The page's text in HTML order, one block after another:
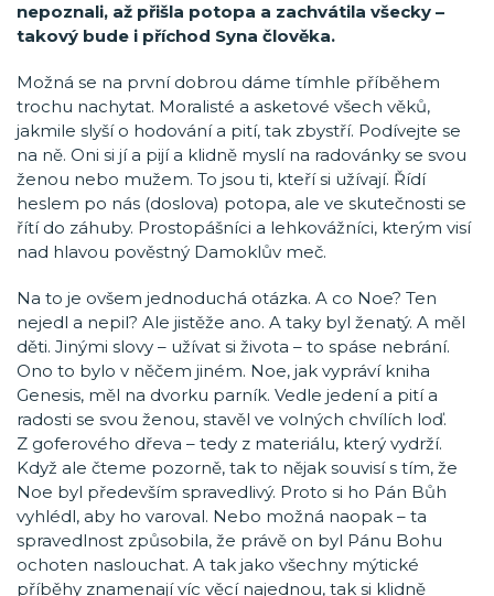
nepoznali, až přišla potopa a zachvátila všecky –
takový bude i příchod Syna člověka.
Možná se na první dobrou dáme tímhle příběhem
trochu nachytat. Moralisté a asketové všech věků,
jakmile slyší o hodování a pití, tak zbystří. Podívejte se
na ně. Oni si jí a pijí a klidně myslí na radovánky se svou
ženou nebo mužem. To jsou ti, kteří si užívají. Řídí
heslem po nás (doslova) potopa, ale ve skutečnosti se
řítí do záhuby. Prostopášníci a lehkovážníci, kterým visí
nad hlavou pověstný Damoklův meč.
Na to je ovšem jednoduchá otázka. A co Noe? Ten
nejedl a nepil? Ale jistěže ano. A taky byl ženatý. A měl
děti. Jinými slovy – užívat si života – to spáse nebrání.
Ono to bylo v něčem jiném. Noe, jak vypráví kniha
Genesis, měl na dvorku parník. Vedle jedení a pití a
radosti se svou ženou, stavěl ve volných chvílích loď.
Z goferového dřeva – tedy z materiálu, který vydrží.
Když ale čteme pozorně, tak to nějak souvisí s tím, že
Noe byl především spravedlivý. Proto si ho Pán Bůh
vyhlédl, aby ho varoval. Nebo možná naopak – ta
spravedlnost způsobila, že právě on byl Pánu Bohu
ochoten naslouchat. A tak jako všechny mýtické
příběhy znamenají víc věcí najednou, tak si klidně